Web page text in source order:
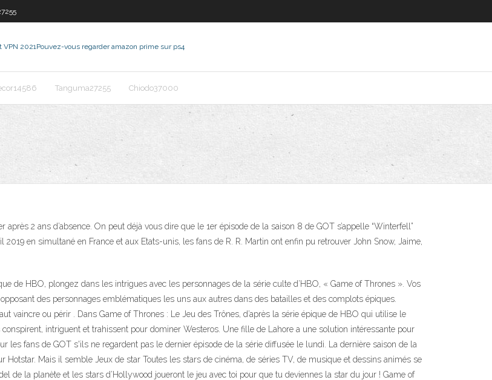
VPN 2021Pouvez-vous regarder amazon prime sur ps4
Tanguma27255 Chiodo37000
2 ans d’absence. On peut déjà vous dire que le 1er épisode de la saison 8 de GOT s’appelle “Winterfell”
en simultané en France et aux Etats-unis, les fans de R. R. Martin ont enfin pu retrouver John Snow, Jaime,
de HBO, plongez dans les intrigues avec les personnages de la série culte d’HBO, « Game of Thrones ». Vos
des personnages emblématiques les uns aux autres dans des batailles et des complots épiques.
vaincre ou périr . Dans Game of Thrones : Le Jeu des Trônes, d’après la série épique de HBO qui utilise le
intriguent et trahissent pour dominer Westeros. Une fille de Lahore a une solution intéressante pour
fans de GOT s'ils ne regardent pas le dernier épisode de la série diffusée le lundi. La dernière saison de la
Mais il semble Jeux de star Toutes les stars de cinéma, de séries TV, de musique et dessins animés se
de la planète et les stars d’Hollywood joueront le jeu avec toi pour que tu deviennes la star du jour ! Game of